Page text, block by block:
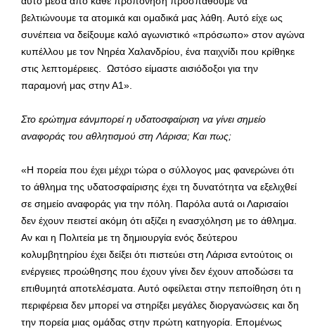
βελτιώνουμε τα ατομικά και ομαδικά μας λάθη. Αυτό είχε ως
συνέπεια να δείξουμε καλό αγωνιστικό «πρόσωπο» στον αγώνα
κυπέλλου με τον Νηρέα Χαλανδρίου, ένα παιχνίδι που κρίθηκε
στις λεπτομέρειες. Ωστόσο είμαστε αισιόδοξοι για την
παραμονή μας στην Α1».
Στο ερώτημα εάνμπορεί η υδατοσφαίριση να γίνει σημείο
αναφοράς του αθλητισμού στη Λάρισα; Και πως;
«Η πορεία που έχει μέχρι τώρα ο σύλλογος μας φανερώνει ότι
το άθλημα της υδατοσφαίρισης έχει τη δυνατότητα να εξελιχθεί
σε σημείο αναφοράς για την πόλη. Παρόλα αυτά οι Λαρισαίοι
δεν έχουν πειστεί ακόμη ότι αξίζει η ενασχόληση με το άθλημα.
Αν και η Πολιτεία με τη δημιουργία ενός δεύτερου
κολυμβητηρίου έχει δείξει ότι πιστεύει στη Λάρισα εντούτοις οι
ενέργειες προώθησης που έχουν γίνει δεν έχουν αποδώσει τα
επιθυμητά αποτελέσματα. Αυτό οφείλεται στην πεποίθηση ότι η
περιφέρεια δεν μπορεί να στηρίξει μεγάλες διοργανώσεις και δη
την πορεία μιας ομάδας στην πρώτη κατηγορία. Επομένως